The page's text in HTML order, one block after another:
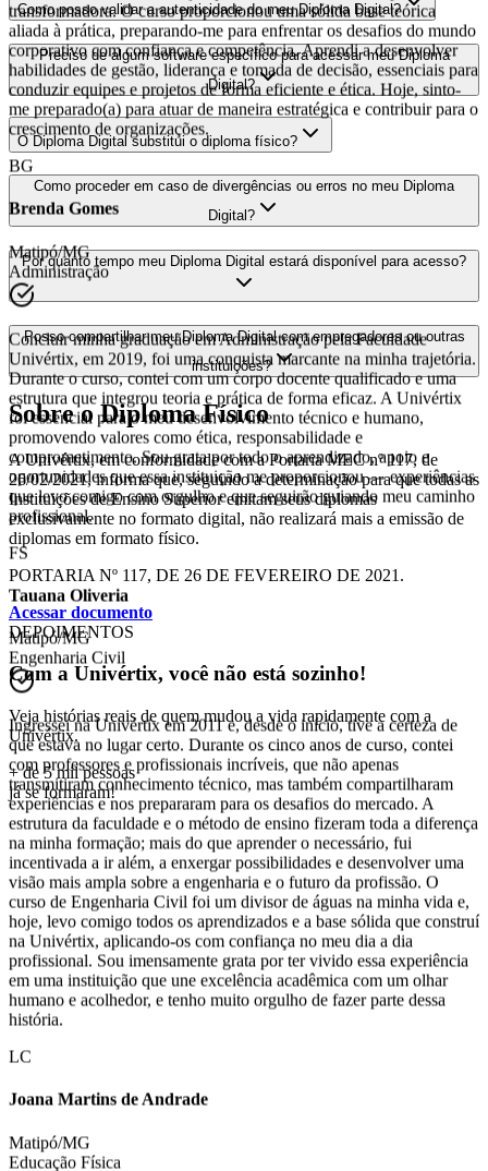
Como posso validar a autenticidade do meu Diploma Digital?
Preciso de algum software específico para acessar meu Diploma
Digital?
O Diploma Digital substitui o diploma físico?
Como proceder em caso de divergências ou erros no meu Diploma
Digital?
Por quanto tempo meu Diploma Digital estará disponível para acesso?
Posso compartilhar meu Diploma Digital com empregadores ou outras
instituições?
Sobre o Diploma Físico
A Univértix, em conformidade com a Portaria MEC nº 117, de
26/02/2021, informa que, seguindo a determinação para que todas as
Instituições de Ensino Superior emitam seus diplomas
exclusivamente no formato digital, não realizará mais a emissão de
diplomas em formato físico.
PORTARIA Nº 117, DE 26 DE FEVEREIRO DE 2021.
Acessar documento
DEPOIMENTOS
Com a Univértix, você não está sozinho!
Veja histórias reais de quemmudou a vida rapidamente com a
Univértix.
+ de 5 mil pessoas
já se formaram!
Me formar em Administração pela Univértix foi uma experiência
transformadora. O curso proporcionou uma sólida base teórica
aliada à prática, preparando-me para enfrentar os desafios do mundo
corporativo com confiança e competência. Aprendi a desenvolver
habilidades de gestão, liderança e tomada de decisão, essenciais para
conduzir equipes e projetos de forma eficiente e ética. Hoje, sinto-
me preparado(a) para atuar de maneira estratégica e contribuir para o
crescimento de organizações.
Brenda Gomes
Matipó/MG
Administração
Concluir minha graduação em Administração pela Faculdade
Univértix, em 2019, foi uma conquista marcante na minha trajetória.
Durante o curso, contei com um corpo docente qualificado e uma
estrutura que integrou teoria e prática de forma eficaz. A Univértix
foi essencial para o meu desenvolvimento técnico e humano,
promovendo valores como ética, responsabilidade e
comprometimento. Sou grata por todo o aprendizado, apoio e
oportunidades que essa instituição me proporcionou — experiências
que levo comigo com orgulho e que seguirão guiando meu caminho
profissional.
FS
Tauana Oliveria
Matipó/MG
Engenharia Civil
Ingressei na Univértix em 2011 e, desde o início, tive a certeza de
que estava no lugar certo. Durante os cinco anos de curso, contei
com professores e profissionais incríveis, que não apenas
transmitiram conhecimento técnico, mas também compartilharam
experiências e nos prepararam para os desafios do mercado. A
estrutura da faculdade e o método de ensino fizeram toda a diferença
na minha formação; mais do que aprender o necessário, fui
incentivada a ir além, a enxergar possibilidades e desenvolver uma
visão mais ampla sobre a engenharia e o futuro da profissão. O
curso de Engenharia Civil foi um divisor de águas na minha vida e,
hoje, levo comigo todos os aprendizados e a base sólida que construí
na Univértix, aplicando-os com confiança no meu dia a dia
profissional. Sou imensamente grata por ter vivido essa experiência
em uma instituição que une excelência acadêmica com um olhar
humano e acolhedor, e tenho muito orgulho de fazer parte dessa
história.
Joana Martins de Andrade